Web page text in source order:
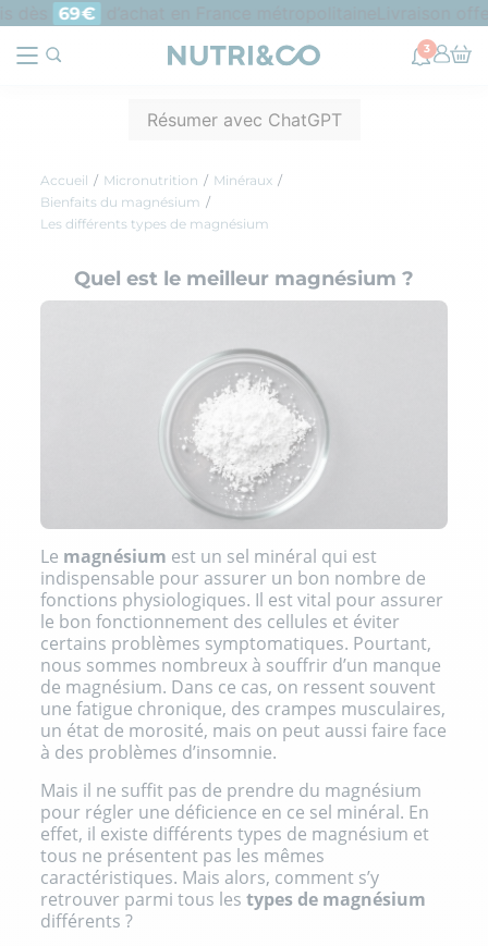
69€ d’achat en France métropolitaine
3
Résumer avec ChatGPT
Accueil Micronutrition
Minéraux
Bienfaits du magnésium
Les différents types de magnésium
Quel est le meilleur magnésium ?
Le magnésium est un sel minéral qui est
indispensable pour assurer un bon nombre de
fonctions physiologiques. Il est vital pour assurer
le bon fonctionnement des cellules et éviter
certains problèmes symptomatiques. Pourtant,
nous sommes nombreux à souffrir d’un manque
de magnésium. Dans ce cas, on ressent souvent
une fatigue chronique, des crampes musculaires,
un état de morosité, mais on peut aussi faire face
à des problèmes d’insomnie.
Mais il ne suffit pas de prendre du magnésium
pour régler une déficience en ce sel minéral. En
effet, il existe différents types de magnésium et
tous ne présentent pas les mêmes
caractéristiques. Mais alors, comment s’y
retrouver parmi tous lestypes de magnésium
différents ?